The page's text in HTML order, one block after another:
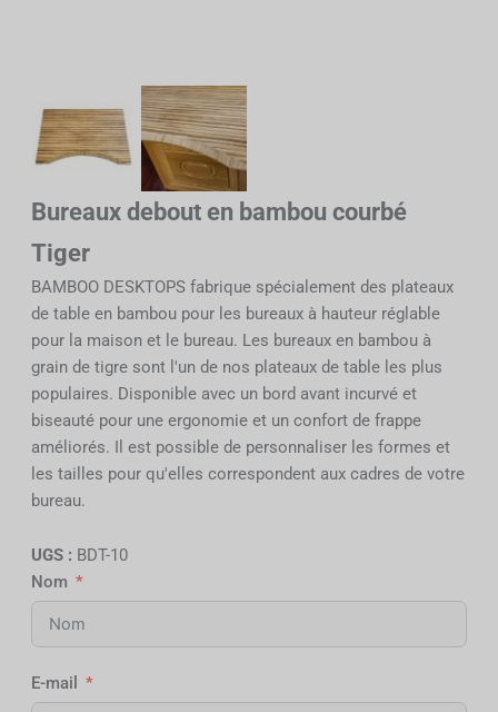
Bureaux debout en bambou courbé
Tiger
BAMBOO DESKTOPS fabrique spécialement des plateaux
de table en bambou pour les bureaux à hauteur réglable
pour la maison et le bureau. Les bureaux en bambou à
grain de tigre sont l'un de nos plateaux de table les plus
populaires. Disponible avec un bord avant incurvé et
biseauté pour une ergonomie et un confort de frappe
améliorés. Il est possible de personnaliser les formes et
les tailles pour qu'elles correspondent aux cadres de votre
bureau.
UGS : BDT-10
Nom
E-mail